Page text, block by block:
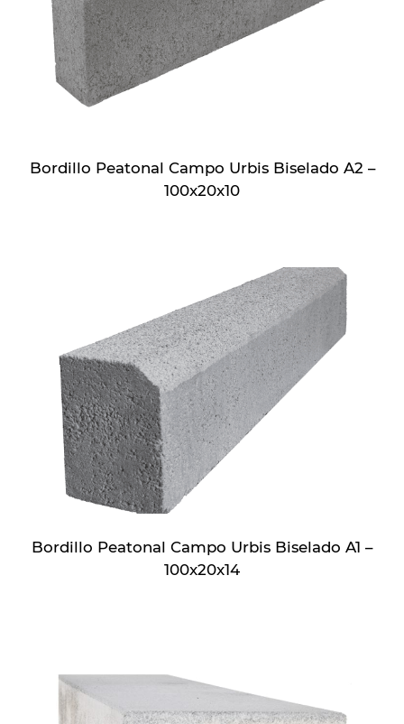
Bordillo Peatonal Campo Urbis Biselado A2 –
100x20x10
Bordillo Peatonal Campo Urbis Biselado A1 –
100x20x14